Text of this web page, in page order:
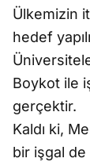
Ülkemizin
hedef
Boykot ile
gerçektir.
Kaldı ki,
bir işgal de